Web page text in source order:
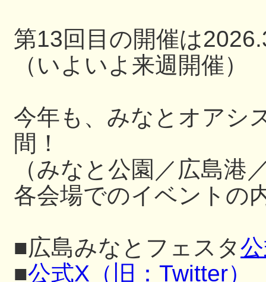
第13回目の開催は
（いよいよ来週開催）
今年も、みなとオアシ
間！
（みなと公園／広島港
各会場でのイベントの
■広島みなとフェスタ
■公式X（旧：Twitter）